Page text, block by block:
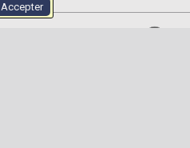
Accepter